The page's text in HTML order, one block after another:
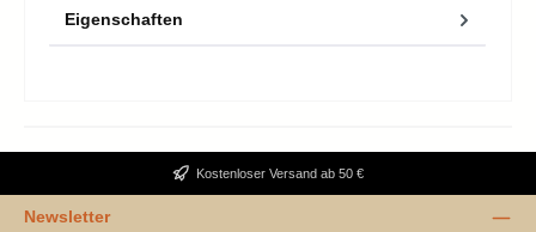
Eigenschaften
Kostenloser Versand ab 50 €
Newsletter